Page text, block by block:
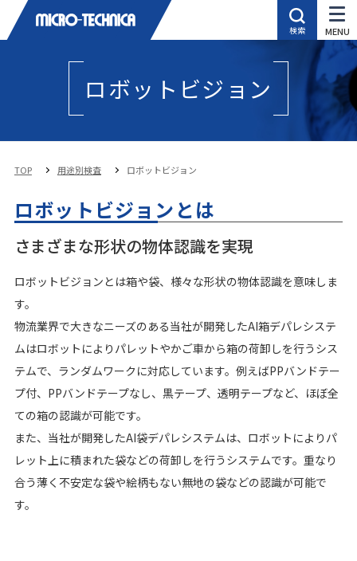
ロボットビジョン
TOP 用途別検査 ロボットビジョン
ロボットビジョンとは
さまざまな形状の物体認識を実現
ロボットビジョンとは箱や袋、様々な形状の物体認識を意味しま
す。
物流業界で大きなニーズのある当社が開発したAI箱デパレシステ
ムはロボットによりパレットやかご車から箱の荷卸しを行うシス
テムで、ランダムワークに対応しています。例えばPPバンドテー
プ付、PPバンドテープなし、黒テープ、透明テープなど、ほぼ全
ての箱の認識が可能です。
また、当社が開発したAI袋デパレシステムは、ロボットによりパ
レット上に積まれた袋などの荷卸しを行うシステムです。重なり
合う薄く不安定な袋や絵柄もない無地の袋などの認識が可能で
す。